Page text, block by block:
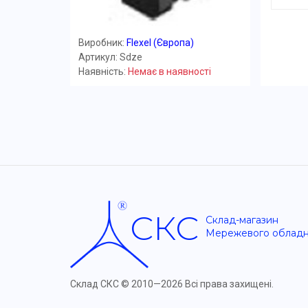
Виробник: Flexel (Європа)
Артикул: Sdze
Наявність: Немає в наявності
СКС
Склад-магазин
Мережевого
Склад СКС © 2010—2026 Всі права захищені.